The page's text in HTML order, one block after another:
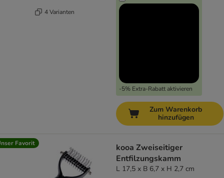
4 Varianten
-5% Extra-Rabatt aktivieren
Zum Warenkorb
hinzufügen
Favorit
kooa Zweiseitiger
Entfilzungskamm
L 17,5 x B 6,7 x H 2,7 cm